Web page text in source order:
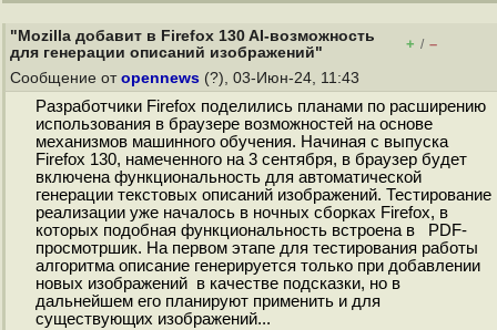
"Mozilla добавит в Firefox 130 AI-возможность
для генерации описаний изображений"
+ / –
Сообщение от opennews (?), 03-Июн-24, 11:43
Разработчики Firefox поделились планами по расширению
использования в браузере возможностей на основе
механизмов машинного обучения. Начиная с выпуска
Firefox 130, намеченного на 3 сентября, в браузер будет
включена функциональность для автоматической
генерации текстовых описаний изображений. Тестирование
реализации уже началось в ночных сборках Firefox, в
которых подобная функциональность встроена в PDF-
просмотршик. На первом этапе для тестирования работы
алгоритма описание генерируется только при добавлении
новых изображений в качестве подсказки, но в
дальнейшем его планируют применить и для
существующих изображений...